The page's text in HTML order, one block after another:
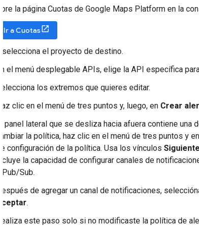
Abre la página Cuotas de Google Maps Platform en la
Ir a Cuotas
y selecciona el proyecto de destino.
En el menú desplegable APIs, elige la API específica
Selecciona los extremos que quieres editar.
Haz clic en el menú de tres puntos y, luego, en Crear
El panel lateral que se desliza hacia afuera contiene
cambiar la política, haz clic en el menú de tres puntos y en
de configuración de la política. Usa los vínculos Siguiente
incluye la capacidad de configurar canales de
y Pub/Sub.
Después de agregar un canal de notificaciones,
Aceptar.
Realiza este paso solo si no modificaste la política de